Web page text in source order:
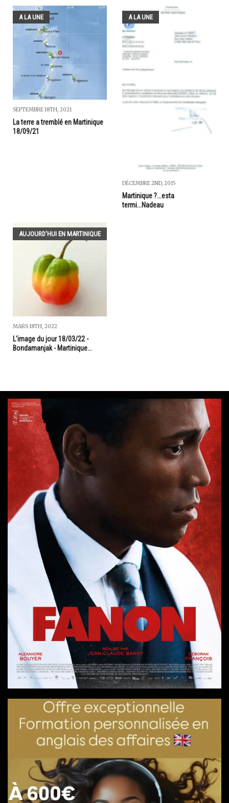
A LA UNE
SEPTEMBRE 18TH, 2021
La terre a tremblé en Martinique
18/09/21
A LA UNE
DÉCEMBRE 2ND, 2015
Martinique ?...esta
termi...Nadeau
AUJOURD'HUI EN MARTINIQUE
MARS 18TH, 2022
L'image du jour 18/03/22 -
Bondamanjak - Martinique...